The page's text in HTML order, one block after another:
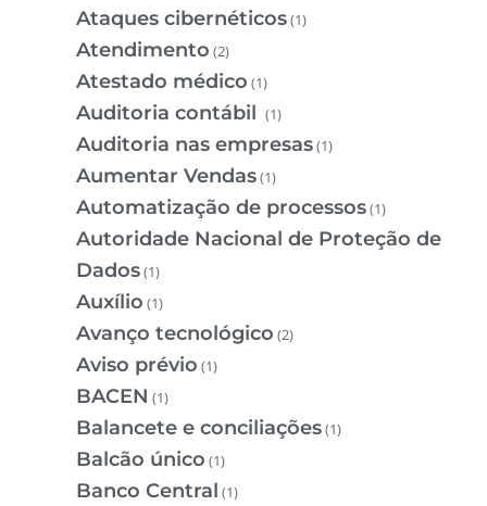
Ataques cibernéticos(1)
Atendimento (2)
Atestado médico (1)
Auditoria contábil (1)
Auditoria nas empresas(1)
Aumentar Vendas(1)
Automatização de processos(1)
Autoridade Nacional de Proteção de
Dados(1)
Auxílio (1)
Avanço tecnológico (2)
Aviso prévio (1)
BACEN (1)
Balancete e conciliações(1)
Balcão único (1)
Banco Central (1)